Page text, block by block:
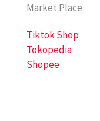
Market Place
Tiktok Shop
Tokopedia
Shopee